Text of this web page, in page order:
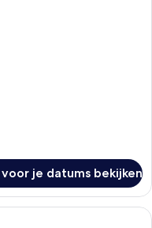
je datums bekijken
moderne hotelkamer met een